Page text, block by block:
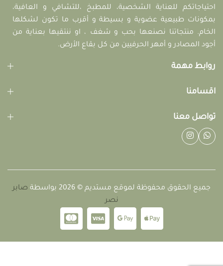
احتياجاتكم للعناية الشخصية، للمطبخ ،للتشافي و العافية،
بمكونات طبيعية عضوية و بسيطة و أقرب ما تكون لشكلها
الخام. منتجاتنا نصنعها بحب و شغف ، او ننتقيها بعناية من
أجود المصادر و أمهر الحرفيين من كل بقاع الأرض.
روابط مهمة
اقسامنا
تواصل معنا
جميع الحقوق محفوظة لموقع مستديم © 2026 بواسطة
صابر
نصر